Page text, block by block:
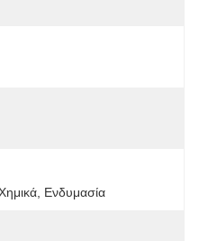
Ενδυμασία